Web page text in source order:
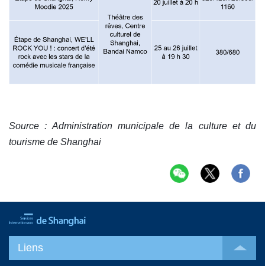
Source : Administration municipale de la culture et du
tourisme de Shanghai
Liens